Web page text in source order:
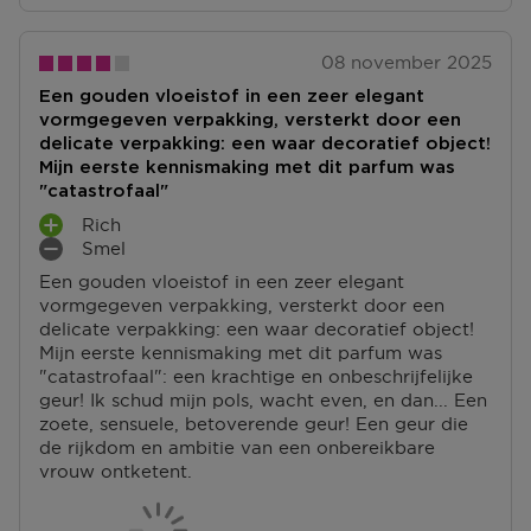
pagina.
08 november 2025
Een gouden vloeistof in een zeer elegant
vormgegeven verpakking, versterkt door een
delicate verpakking: een waar decoratief object!
Mijn eerste kennismaking met dit parfum was
"catastrofaal"
Een gouden vloeistof in een zeer elegant
vormgegeven verpakking, versterkt door een
delicate verpakking: een waar decoratief object!
Mijn eerste kennismaking met dit parfum was
"catastrofaal": een krachtige en onbeschrijfelijke
geur! Ik schud mijn pols, wacht even, en dan... Een
zoete, sensuele, betoverende geur! Een geur die
de rijkdom en ambitie van een onbereikbare
vrouw ontketent.
P
L
U
S
P
U
N
T
E
N
Rich
M
I
N
P
U
N
T
E
N
Smel